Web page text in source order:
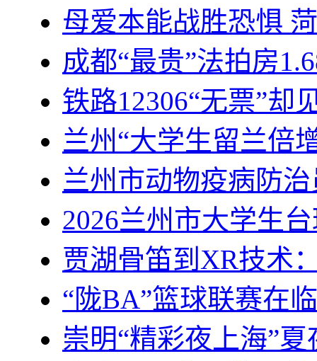
母爱本能战胜恐惧
成都“最贵”法拍房
铁路12306“无票”却
兰州“大学生留兰倍
兰州市动物疫病防
2026兰州市大学生
贾湖骨笛到XR技术
“陇BA”篮球联赛在
崇明“精彩夜上海”